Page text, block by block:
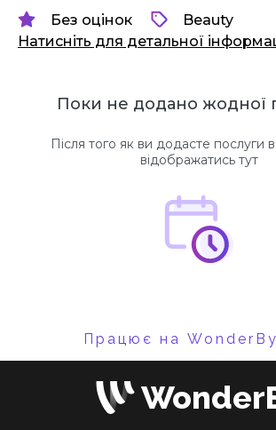
Без оцінок
Beauty
Натисніть для детальної
Поки не додано жодної
Після того як ви додасте послуги
відображатись тут
Працює на WonderBy